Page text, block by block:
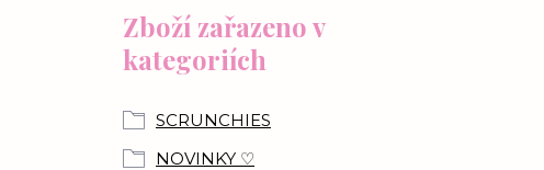
Zboží zařazeno v
kategoriích
SCRUNCHIES
NOVINKY ♡